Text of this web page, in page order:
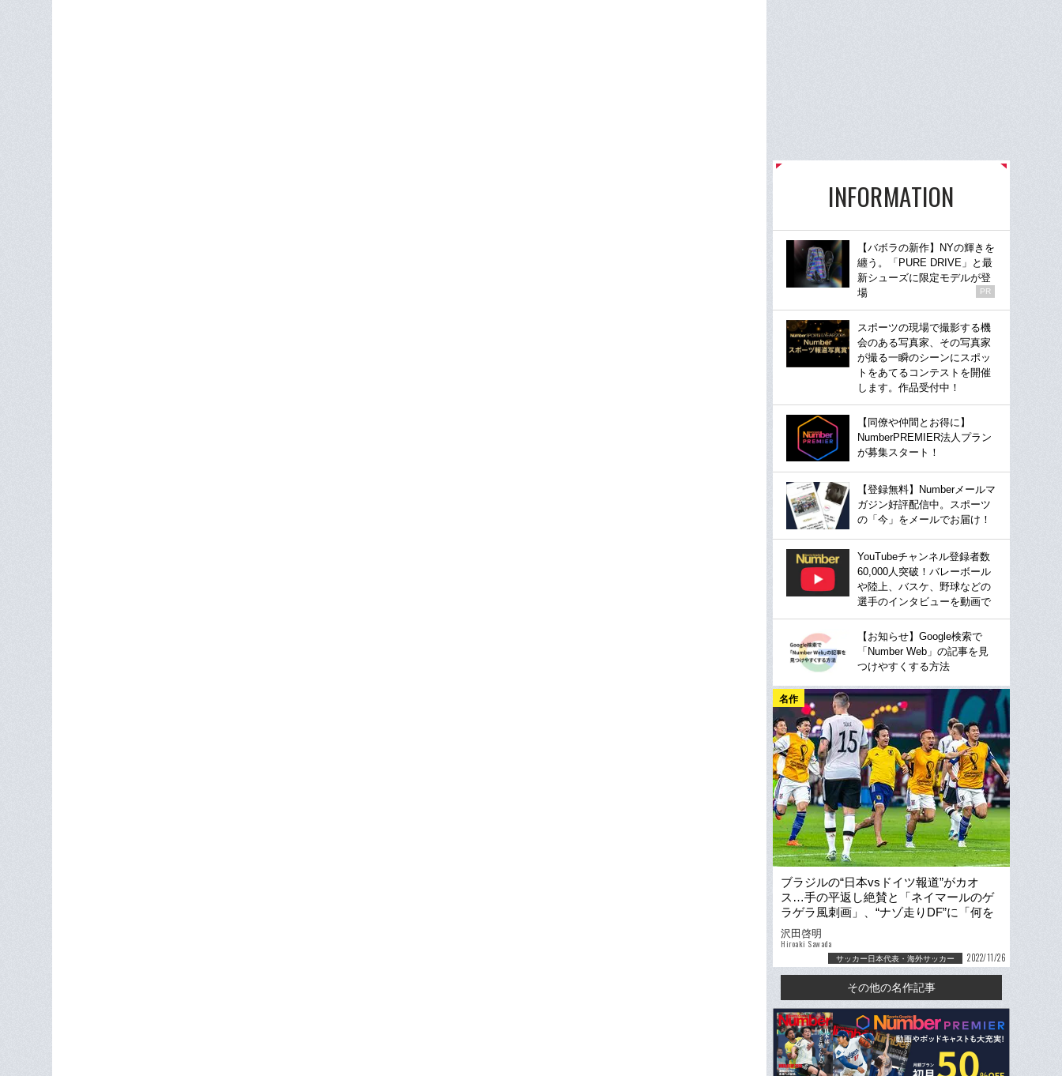
INFORMATION
【バボラの新作】NYの輝きを
纏う。「PURE DRIVE」と最
新シューズに限定モデルが登
場
PR
スポーツの現場で撮影する機
会のある写真家、その写真家
が撮る一瞬のシーンにスポッ
トをあてるコンテストを開催
します。作品受付中！
【同僚や仲間とお得に】
NumberPREMIER法人プラン
が募集スタート！
【登録無料】Numberメールマ
ガジン好評配信中。スポーツ
の「今」をメールでお届け！
YouTubeチャンネル登録者数
60,000人突破！バレーボール
や陸上、バスケ、野球などの
選手のインタビューを動画で
【お知らせ】Google検索で
「Number Web」の記事を見
つけやすくする方法
名作
ブラジルの“日本vsドイツ報道”がカオ
ス…手の平返し絶賛と「ネイマールのゲ
ラゲラ風刺画」、“ナゾ走りDF”に「何を
笑ってるんだ」
沢田啓明
Hiroaki Sawada
サッカー日本代表・海外サッカー 2022/11/26
その他の名作記事